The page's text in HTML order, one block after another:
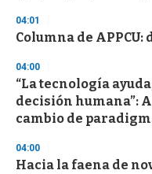
04:01
Columna de APPCU:
04:00
“La tecnología
decisión humana”:
cambio de
04:00
Hacia la faena de